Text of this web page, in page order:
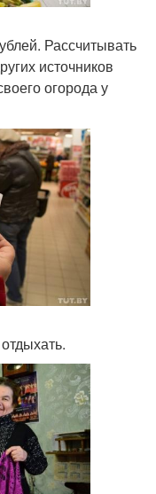
Рассчитывать
источников
огорода у